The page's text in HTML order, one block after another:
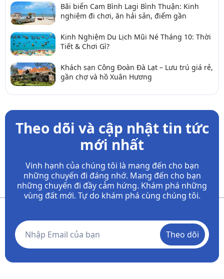
Bãi biển Cam Bình Lagi Bình Thuận: Kinh
nghiệm đi chơi, ăn hải sản, điểm gần
Kinh Nghiệm Du Lịch Mũi Né Tháng 10: Thời
Tiết & Chơi Gì?
Khách sạn Công Đoàn Đà Lạt – Lưu trú giá rẻ,
gần chợ và hồ Xuân Hương
Theo dõi và cập nhật tin tức
mới nhất
Vinh hạnh của chúng tôi là mang đến cho bạn
những chuyến đi đáng nhớ. Mang đến cho bạn
những chuyến đi đầy cảm hứng. Khám phá những
vùng đất mới. Tự do khám phá cùng chúng tôi.
Theo dõi